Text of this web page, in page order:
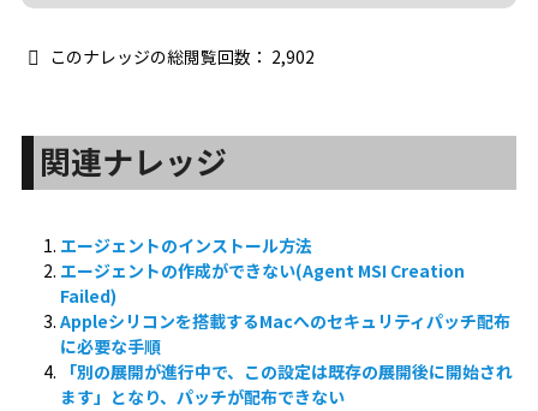
このナレッジの総閲覧回数： 2,902
関連ナレッジ
エージェントのインストール方法
エージェントの作成ができない(Agent MSI Creation
Failed)
Appleシリコンを搭載するMacへのセキュリティパッチ配布
に必要な手順
「別の展開が進行中で、この設定は既存の展開後に開始され
ます」となり、パッチが配布できない